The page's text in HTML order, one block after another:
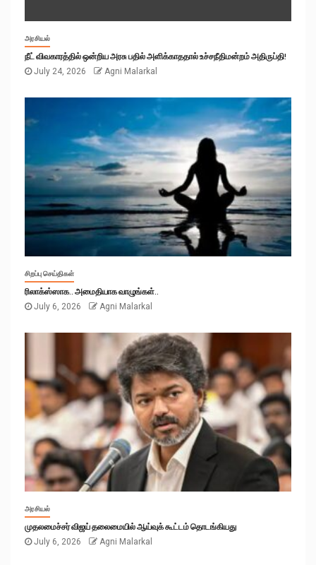
அரசியல்
நீட் விவகாரத்தில் ஒன்றிய அரசு பதில் அளிக்காததால் உச்சநீதிமன்றம் அதிருப்தி!
July 24, 2026
Agni Malarkal
சிறப்பு செய்திகள்
ரிலாக்ஸ்ஸாக.. அமைதியாக வாழுங்கள்..
July 6, 2026
Agni Malarkal
அரசியல்
முதலமைச்சர் விஜய் தலைமையில் ஆய்வுக் கூட்டம் தொடங்கியது
July 6, 2026
Agni Malarkal